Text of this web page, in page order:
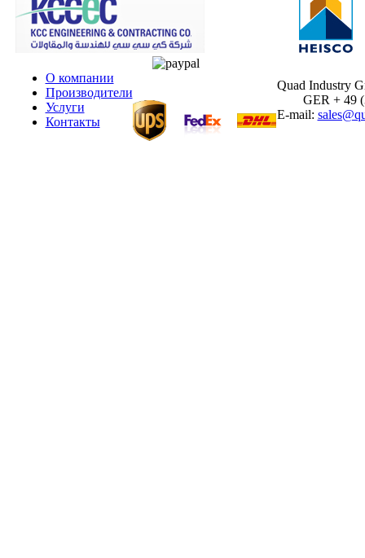
О компании
Производители
Услуги
Контакты
Quad Industry
GER + 49
E-mail: